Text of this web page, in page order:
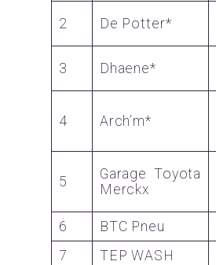
2 De Potter*
3 Dhaene*
4 Arch’m*
5
Garage Toyota
Merckx
6
BTC Pneu
7
TEP WASH